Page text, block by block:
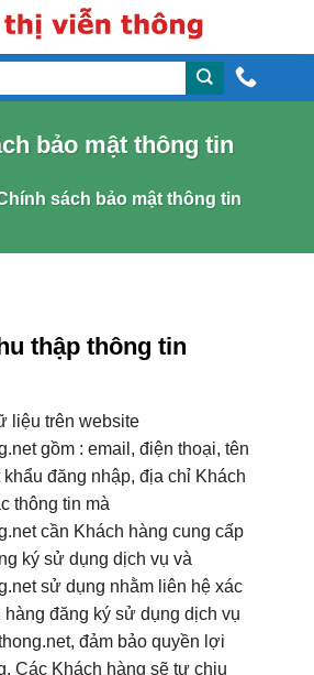
bảo mật thông tin
sách bảo mật thông tin
thập thông tin
liệu trên website
gồm : email, điện thoại, tên
đăng nhập, địa chỉ Khách
thông tin mà
cần Khách hàng cung cấp
ký sử dụng dịch vụ và
sử dụng nhằm liên hệ xác
hàng đăng ký sử dụng dịch vụ
đảm bảo quyền lợi
Các Khách hàng sẽ tự chịu